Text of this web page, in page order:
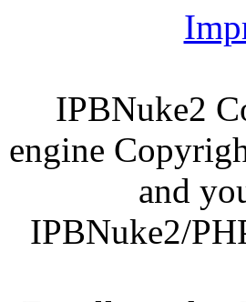
IPBNuke2
engine
and
IPBNuke2/